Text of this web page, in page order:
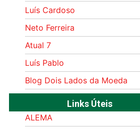
Luís Cardoso
Neto Ferreira
Atual 7
Luís Pablo
Blog Dois Lados da Moeda
Links Úteis
ALEMA